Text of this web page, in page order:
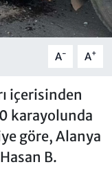
A- A+
içerisinden
karayolunda
göre, Alanya
B.